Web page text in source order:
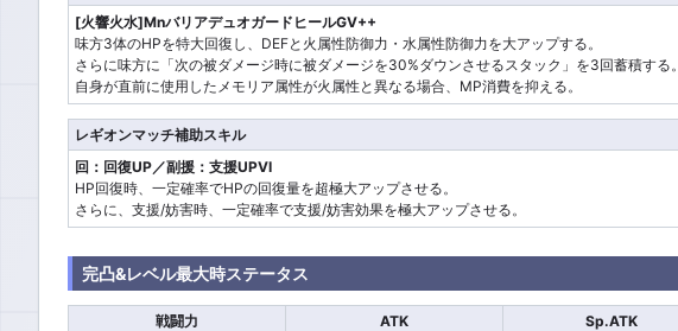
[火響火水]MnバリアデュオガードヒールGV++
味方3体のHPを特大回復し、DEFと火属性防御力・水属性防御力を大アップする。
さらに味方に「次の被ダメージ時に被ダメージを30%ダウンさせるスタック」を3回蓄積する。
自身が直前に使用したメモリア属性が火属性と異なる場合、MP消費を抑える。
レギオンマッチ補助スキル
回：回復UP／副援：支援UPVI
HP回復時、一定確率でHPの回復量を超極大アップさせる。
さらに、支援/妨害時、一定確率で支援/妨害効果を極大アップさせる。
完凸&レベル最大時ステータス
戦闘力 ATK Sp.ATK